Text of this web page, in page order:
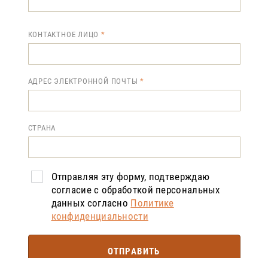
КОНТАКТНОЕ ЛИЦО
АДРЕС ЭЛЕКТРОННОЙ ПОЧТЫ
СТРАНА
Отправляя эту форму, подтверждаю
согласие с обработкой персональных
данных согласно Политике
конфиденциальности
ОТПРАВИТЬ